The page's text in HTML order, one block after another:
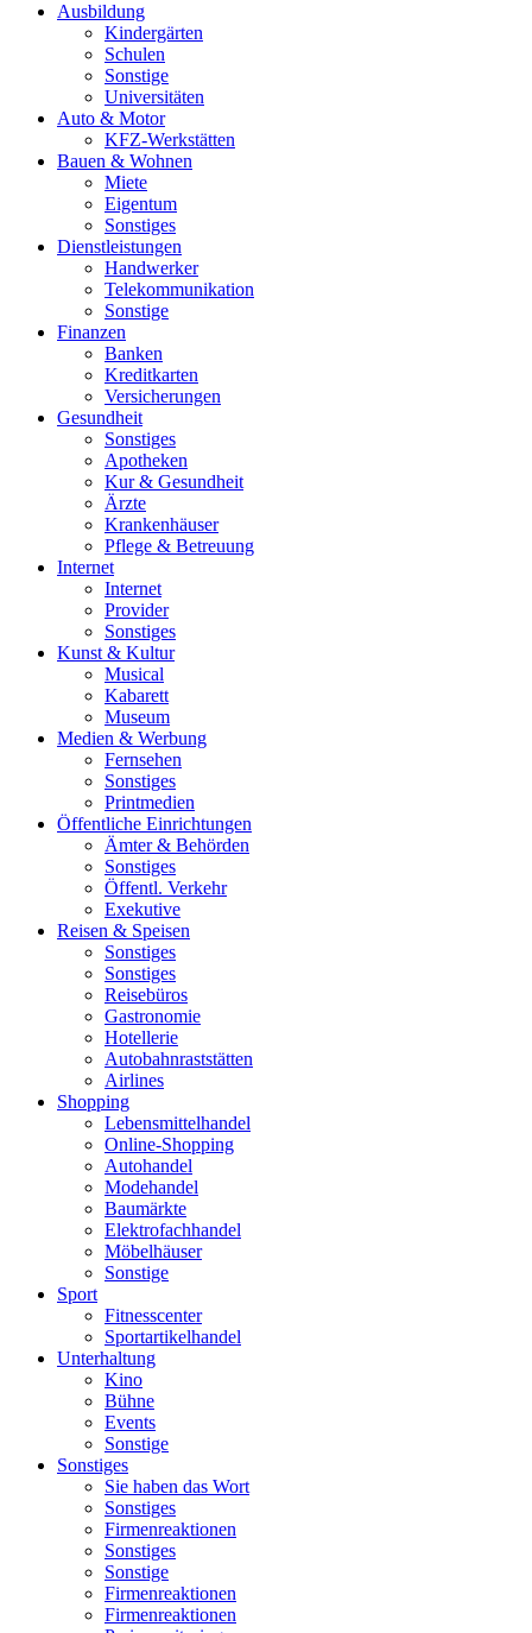
Ausbildung
Kindergärten
Schulen
Sonstige
Universitäten
Auto & Motor
KFZ-Werkstätten
Bauen & Wohnen
Miete
Eigentum
Sonstiges
Dienstleistungen
Handwerker
Telekommunikation
Sonstige
Finanzen
Banken
Kreditkarten
Versicherungen
Gesundheit
Sonstiges
Apotheken
Kur & Gesundheit
Ärzte
Krankenhäuser
Pflege & Betreuung
Internet
Internet
Provider
Sonstiges
Kunst & Kultur
Musical
Kabarett
Museum
Medien & Werbung
Fernsehen
Sonstiges
Printmedien
Öffentliche Einrichtungen
Ämter & Behörden
Sonstiges
Öffentl. Verkehr
Exekutive
Reisen & Speisen
Sonstiges
Sonstiges
Reisebüros
Gastronomie
Hotellerie
Autobahnraststätten
Airlines
Shopping
Lebensmittelhandel
Online-Shopping
Autohandel
Modehandel
Baumärkte
Elektrofachhandel
Möbelhäuser
Sonstige
Sport
Fitnesscenter
Sportartikelhandel
Unterhaltung
Kino
Bühne
Events
Sonstige
Sonstiges
Sie haben das Wort
Sonstiges
Firmenreaktionen
Sonstiges
Sonstige
Firmenreaktionen
Firmenreaktionen